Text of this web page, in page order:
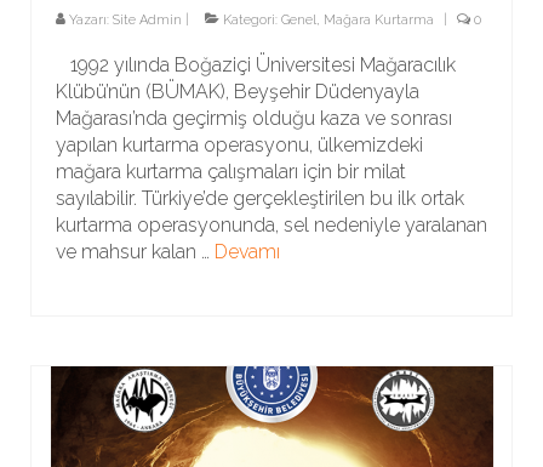
Yazarı: Site Admin Kategori: Genel, Mağara Kurtarma 0
1992 yılında Boğaziçi Üniversitesi Mağaracılık
Klübü’nün (BÜMAK), Beyşehir Düdenyayla
Mağarası’nda geçirmiş olduğu kaza ve sonrası
yapılan kurtarma operasyonu, ülkemizdeki
mağara kurtarma çalışmaları için bir milat
sayılabilir. Türkiye’de gerçekleştirilen bu ilk ortak
kurtarma operasyonunda, sel nedeniyle yaralanan
ve mahsur kalan … Devamı